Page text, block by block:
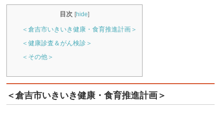
目次 [hide]
＜倉吉市いきいき健康・食育推進計画＞
＜健康診査＆がん検診＞
＜その他＞
＜倉吉市いきいき健康・食育推進計画＞